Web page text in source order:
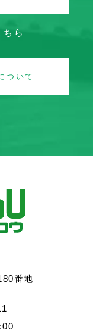
ら
ついて
番地